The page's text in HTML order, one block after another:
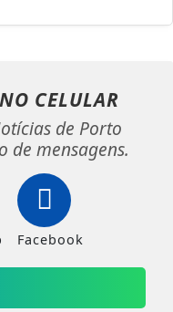
NO CELULAR
de Porto
de mensagens.
Facebook